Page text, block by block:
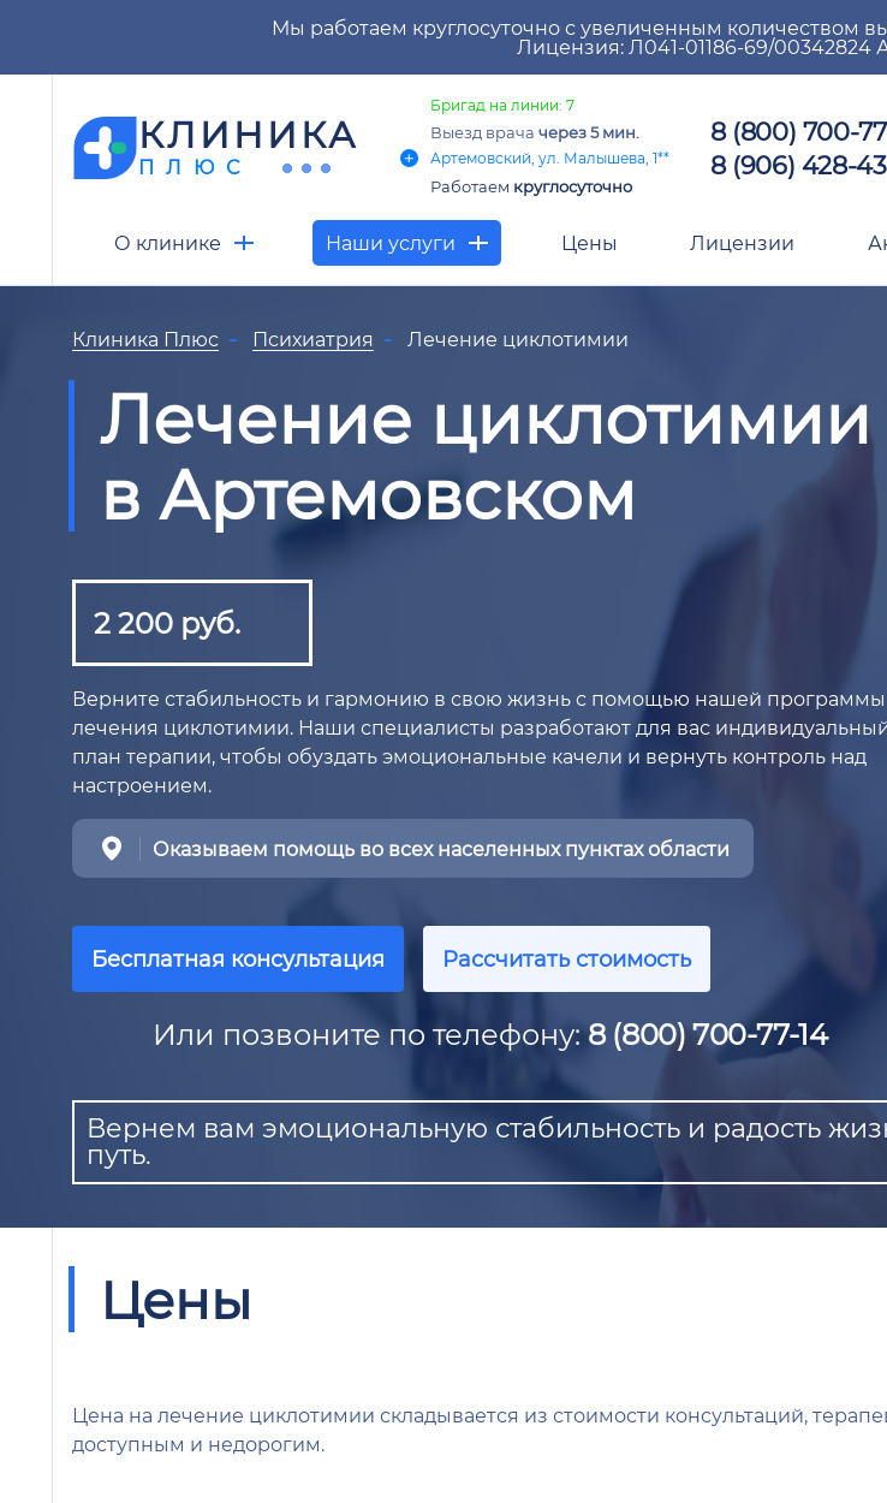
Мы работаем круглосуточно с увеличенным количеством
Лицензия: Л041-01186-69/00342824
КЛИНИКА
ПЛЮС
Бригад на линии: 7
Выезд врача через 5 мин.
Артемовский, ул. Малышева, 1**
Работаем круглосуточно
8 (800) 700-
8 (906) 428-
О клинике Наши услуги Цены Лицензии
Клиника Плюс Психиатрия Лечение циклотимии
Лечение циклотимии
в Артемовском
2 200 руб.
Верните стабильность и гармонию в свою жизнь с помощью нашей программы
лечения циклотимии. Наши специалисты разработают для вас
план терапии, чтобы обуздать эмоциональные качели и вернуть контроль над
настроением.
Оказываем помощь во всех населенных пунктах области
Бесплатная консультация Рассчитать стоимость
Или позвоните по телефону:8 (800) 700-77-14
Вернем вам эмоциональную стабильность и радость
путь.
Цены
Цена на лечение циклотимии складывается из стоимости консультаций,
доступным и недорогим.